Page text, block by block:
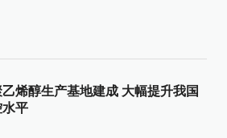
烯醇生产基地建成 大幅提升我国
平